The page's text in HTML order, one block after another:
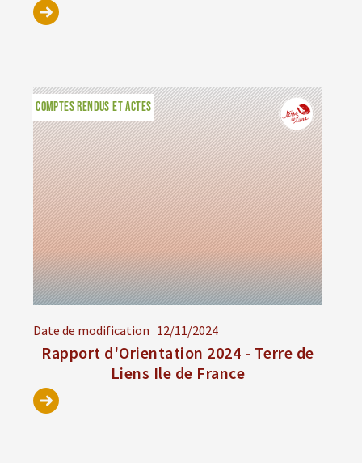
Date de modification 12/11/2024
Rapport d'Orientation 2024 - Terre de
Liens Ile de France
COMPTES RENDUS ET ACTES